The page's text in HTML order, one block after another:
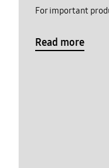
For important
Read more